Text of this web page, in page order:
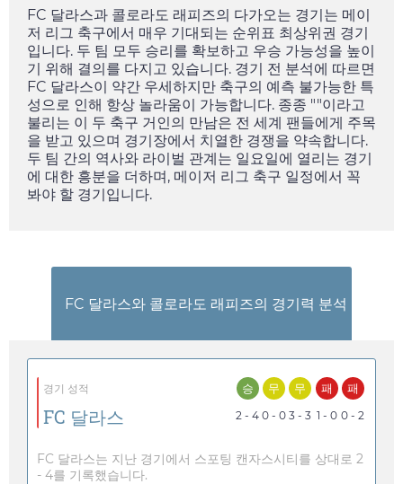
FC 달라스과 콜로라도 래피즈의 다가오는 경기는 메이
저 리그 축구에서 매우 기대되는 순위표 최상위권 경기
입니다. 두 팀 모두 승리를 확보하고 우승 가능성을 높이
기 위해 결의를 다지고 있습니다. 경기 전 분석에 따르면
FC 달라스이 약간 우세하지만 축구의 예측 불가능한 특
성으로 인해 항상 놀라움이 가능합니다. 종종 ""이라고
불리는 이 두 축구 거인의 만남은 전 세계 팬들에게 주목
을 받고 있으며 경기장에서 치열한 경쟁을 약속합니다.
두 팀 간의 역사와 라이벌 관계는 일요일에 열리는 경기
에 대한 흥분을 더하며, 메이저 리그 축구 일정에서 꼭
봐야 할 경기입니다.
FC 달라스와 콜로라도 래피즈의 경기력 분석
경기 성적
FC 달라스
승
2 - 4
무
0 - 0
무
3 - 3
패
1 - 0
패
0 - 2
FC 달라스는 지난 경기에서 스포팅 캔자스시티를 상대로 2
- 4를 기록했습니다.